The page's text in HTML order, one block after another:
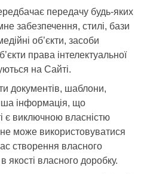
передачу будь-яких
забезпечення, стилі, бази
об’єкти, засоби
права інтелектуальної
на Сайті.
документів, шаблони,
інформація, що
є виключною власністю
не може використовуватися
створення власного
якості власного доробку.